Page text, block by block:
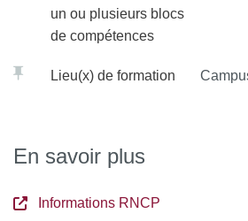
un ou plusieurs blocs
de compétences
Lieu(x) de formation
En savoir plus
Informations RNCP